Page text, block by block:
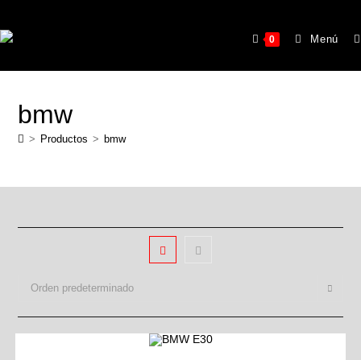
0 Menú
bmw
> Productos > bmw
Orden predeterminado